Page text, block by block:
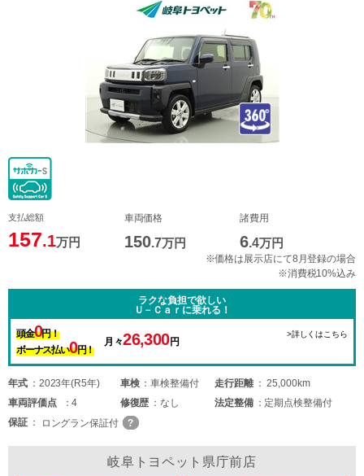
支払総額
157.1万円
車両価格
150.7万円
諸費用
6.4万円
※価格は展示店にて8月登録の場合
※消費税10%込み
ラクな負担で欲しい
Ｕ－Ｃａｒに乗れる！
頭金0円！
ボーナス払い0円！
月々26,300円
>詳しくはこちら
年式 2023年(R5年) 車検 車検整備付 走行距離
25,000km
車両評価点 4 修復歴 なし 法定整備
定期点検整備付
保証
ロングラン保証付
岐阜トヨペット県庁前店